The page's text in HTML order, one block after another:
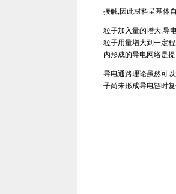
接触,因此材料呈基体
粒子加入量的增大,导
粒子用量增大到一定
内形成的导电网络是
导电通路理论虽然可
子尚未形成导电链时